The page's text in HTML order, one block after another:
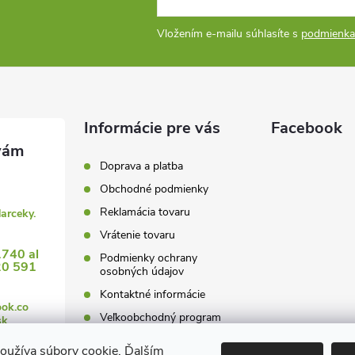
súbory cookie. Ďalším
Vložením e-mailu súhlasíte s
al
591
Informácie pre vás
Doprava a platba
Obchodné podmienky
Reklamácia tovaru
Vrátenie tovaru
Podmienky ochrany
osobných údajov
Kontaktné informácie
Veľkoobchodný program
Facebook